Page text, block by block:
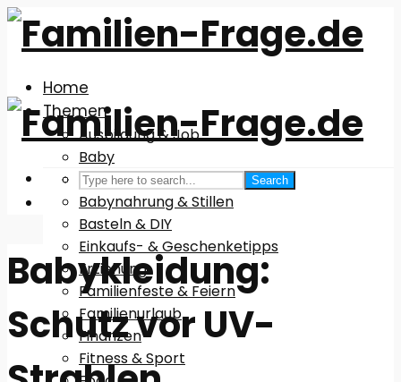
Home
Themen
Ausbildung & Job
Baby
Babyausstattung
Babynahrung & Stillen
Basteln & DIY
Einkaufs- & Geschenketipps
Erziehung
Familienfeste & Feiern
Familienurlaub
Finanzen
Fitness & Sport
Search
Babykleidung:
Schutz vor UV-